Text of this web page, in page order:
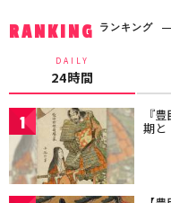
RANKING ランキング
DAILY
24時間
1 『
期と